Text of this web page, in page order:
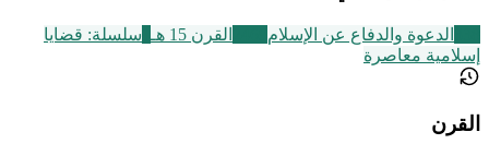
الدعوة والدفاع عن الإسلام القرن 15 هـ
سلسلة: قضايا
إسلامية معاصرة
القرن